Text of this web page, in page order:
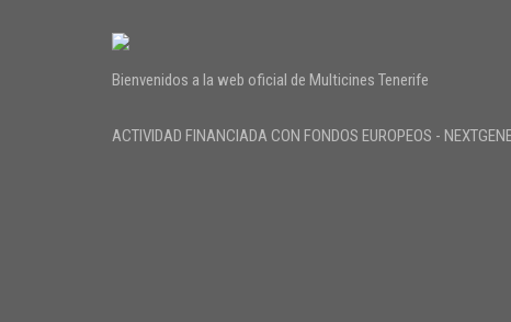
Bienvenidos a la web oficial de Multicines Tenerife
ACTIVIDAD FINANCIADA CON FONDOS EUROPEOS -